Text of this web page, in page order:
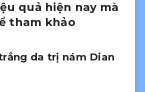
quả hiện nay mà
tham khảo
da trị nám Dian